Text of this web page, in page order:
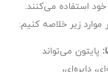
خود استفاده می‌کنند.
موارد زیر خلاصه کنیم:
پایتون می‌تواند
دایره‌ای،